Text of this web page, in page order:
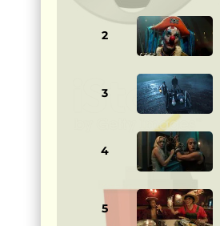
2
3
4
5